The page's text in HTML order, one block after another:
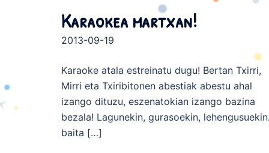
Karaokea martxan!
2013-09-19
Karaoke atala estreinatu dugu! Bertan Txirri,
Mirri eta Txiribitonen abestiak abestu ahal
izango dituzu, eszenatokian izango bazina
bezala! Lagunekin, gurasoekin,
baita […]